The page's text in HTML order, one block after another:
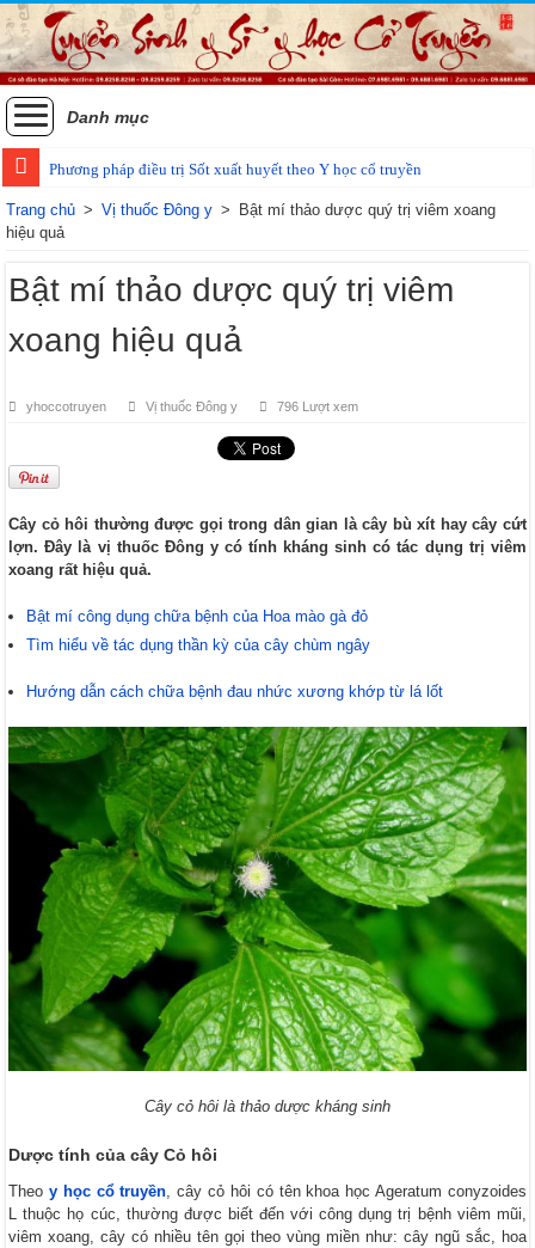
Danh mục
Phương pháp điều trị Sốt xuất huyết theo Y học cổ truyền
Trang chủ > Vị thuốc Đông y > Bật mí thảo dược quý trị viêm xoang
hiệu quả
Bật mí thảo dược quý trị viêm
xoang hiệu quả
yhoccotruyen Vị thuốc Đông y 796 Lượt xem
Cây cỏ hôi thường được gọi trong dân gian là cây bù xít hay cây cứt
lợn. Đây là vị thuốc Đông y có tính kháng sinh có tác dụng trị viêm
xoang rất hiệu quả.
Bật mí công dụng chữa bệnh của Hoa mào gà đỏ
Tìm hiểu về tác dụng thần kỳ của cây chùm ngây
Hướng dẫn cách chữa bệnh đau nhức xương khớp từ lá lốt
Cây cỏ hôi là thảo dược kháng sinh
Dược tính của cây Cỏ hôi
Theoy học cổ truyền, cây cỏ hôi có tên khoa học Ageratum conyzoides
L thuộc họ cúc, thường được biết đến với công dụng trị bệnh viêm mũi,
viêm xoang, cây có nhiều tên gọi theo vùng miền như: cây ngũ sắc, hoa